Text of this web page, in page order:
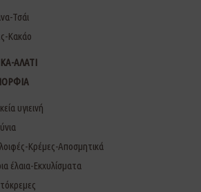
Τσάι
Κακάο
ΑΛΑΤΙ
υγιεινή
Κρέμες-Αποσμητικά
έλαια-Εκχυλίσματα